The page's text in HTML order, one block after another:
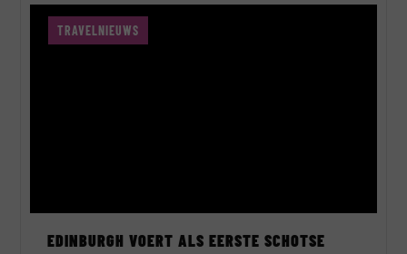
TRAVELNIEUWS
EDINBURGH VOERT ALS EERSTE SCHOTSE